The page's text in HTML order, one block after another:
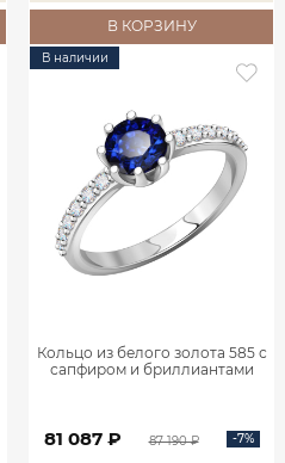
В КОРЗИНУ
В наличии
Кольцо из белого золота 585 с
сапфиром и бриллиантами
81 087 ₽ 87 190 ₽ -7%